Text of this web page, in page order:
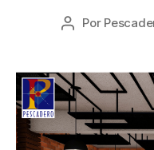
Por